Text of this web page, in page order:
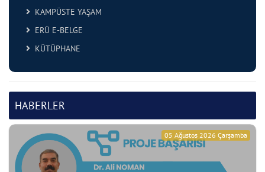
KAMPÜSTE YAŞAM
ERÜ E-BELGE
KÜTÜPHANE
HABERLER
05 Ağustos 2026 Çarşamba